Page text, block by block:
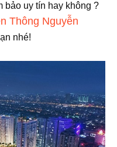
bảo uy tín hay không ?
Thông Nguyễn
nhé!